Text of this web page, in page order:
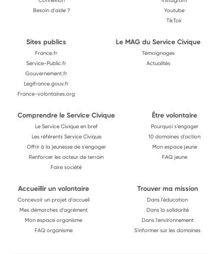
Besoin d'aide ?
Youtube
TikTok
Sites publics
France.fr
Service-Public.fr
Gouvernement.fr
Legifrance.gouv.fr
France-volontaires.org
Le MAG du Service Civique
Témoignages
Actualités
Comprendre le Service Civique
Le Service Civique en bref
Les référents Service Civique
Offrir à la jeunesse de s'engager
Renforcer les acteur de terrain
Faire société
Être volontaire
Pourquoi s'engager
10 domaines d'action
Mon espace jeune
FAQ jeune
Accueillir un volontaire
Concevoir un projet d'accueil
Mes démarches d'agrément
Mon espace organisme
FAQ organisme
Trouver ma mission
Dans l'éducation
Dans la solidarité
Dans l'environnement
S'informer sur les domaines